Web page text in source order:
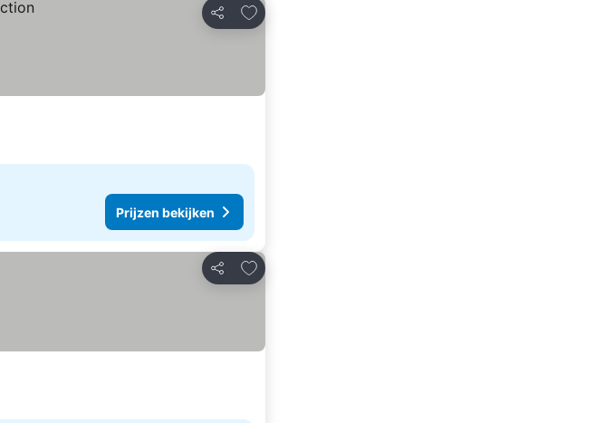
Delen
Toevoegen aan favorieten
Prijzen bekijken
Delen
Toevoegen aan favorieten